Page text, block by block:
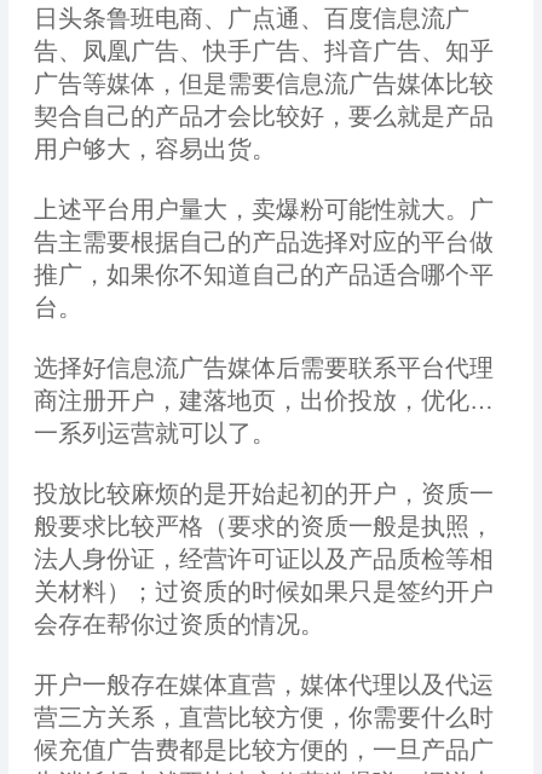
日头条鲁班电商、广点通、百度信息流广
告、凤凰广告、快手广告、抖音广告、知乎
广告等媒体，但是需要信息流广告媒体比较
契合自己的产品才会比较好，要么就是产品
用户够大，容易出货。
上述平台用户量大，卖爆粉可能性就大。广
告主需要根据自己的产品选择对应的平台做
推广，如果你不知道自己的产品适合哪个平
台。
选择好信息流广告媒体后需要联系平台代理
商注册开户，建落地页，出价投放，优化…
一系列运营就可以了。
投放比较麻烦的是开始起初的开户，资质一
般要求比较严格（要求的资质一般是执照，
法人身份证，经营许可证以及产品质检等相
关材料）；过资质的时候如果只是签约开户
会存在帮你过资质的情况。
开户一般存在媒体直营，媒体代理以及代运
营三方关系，直营比较方便，你需要什么时
候充值广告费都是比较方便的，一旦产品广